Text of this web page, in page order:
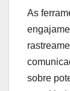
As
sobre